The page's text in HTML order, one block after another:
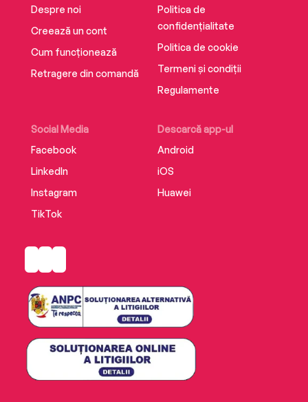
Despre noi
Creează un cont
Cum funcționează
Retragere din comandă
Social Media
Facebook
LinkedIn
Instagram
TikTok
Descarcă app-ul
Android
iOS
Huawei
Politica de
confidențialitate
Politica de cookie
Termeni și condiții
Regulamente